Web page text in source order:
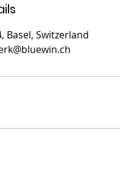
Basel, Switzerland